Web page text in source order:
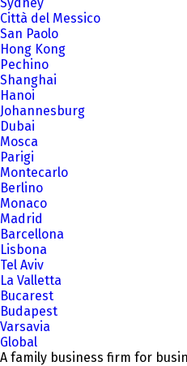
Città del Messico
San Paolo
Hong Kong
Pechino
Shanghai
Hanoi
Johannesburg
Dubai
Mosca
Parigi
Montecarlo
Berlino
Monaco
Madrid
Barcellona
Lisbona
Tel Aviv
La Valletta
Bucarest
Budapest
Varsavia
Global
A family business firm for